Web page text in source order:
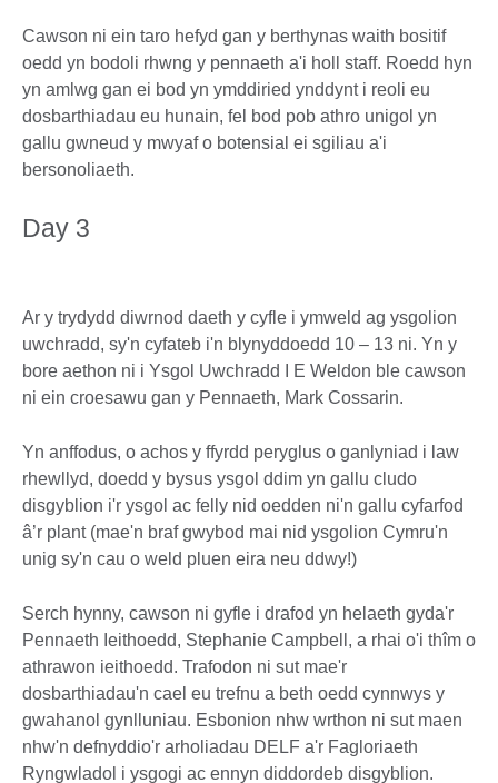
Cawson ni ein taro hefyd gan y berthynas waith bositif
oedd yn bodoli rhwng y pennaeth a'i holl staff. Roedd hyn
yn amlwg gan ei bod yn ymddiried ynddynt i reoli eu
dosbarthiadau eu hunain, fel bod pob athro unigol yn
gallu gwneud y mwyaf o botensial ei sgiliau a'i
bersonoliaeth.
Day 3
Ar y trydydd diwrnod daeth y cyfle i ymweld ag ysgolion
uwchradd, sy'n cyfateb i'n blynyddoedd 10 – 13 ni. Yn y
bore aethon ni i Ysgol Uwchradd I E Weldon ble cawson
ni ein croesawu gan y Pennaeth, Mark Cossarin.
Yn anffodus, o achos y ffyrdd peryglus o ganlyniad i law
rhewllyd, doedd y bysus ysgol ddim yn gallu cludo
disgyblion i'r ysgol ac felly nid oedden ni'n gallu cyfarfod
â’r plant (mae'n braf gwybod mai nid ysgolion Cymru'n
unig sy'n cau o weld pluen eira neu ddwy!)
Serch hynny, cawson ni gyfle i drafod yn helaeth gyda'r
Pennaeth Ieithoedd, Stephanie Campbell, a rhai o'i thîm o
athrawon ieithoedd. Trafodon ni sut mae'r
dosbarthiadau'n cael eu trefnu a beth oedd cynnwys y
gwahanol gynlluniau. Esbonion nhw wrthon ni sut maen
nhw'n defnyddio'r arholiadau DELF a'r Fagloriaeth
Ryngwladol i ysgogi ac ennyn diddordeb disgyblion.